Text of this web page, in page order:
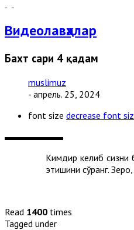
Видеолавҳалар
Бахт сари 4 қадам
muslimuz
- апрель. 25, 2024
font size decrease font
Кимдир келиб сизни
этишини сўранг.
Read 1400 times
Tagged under